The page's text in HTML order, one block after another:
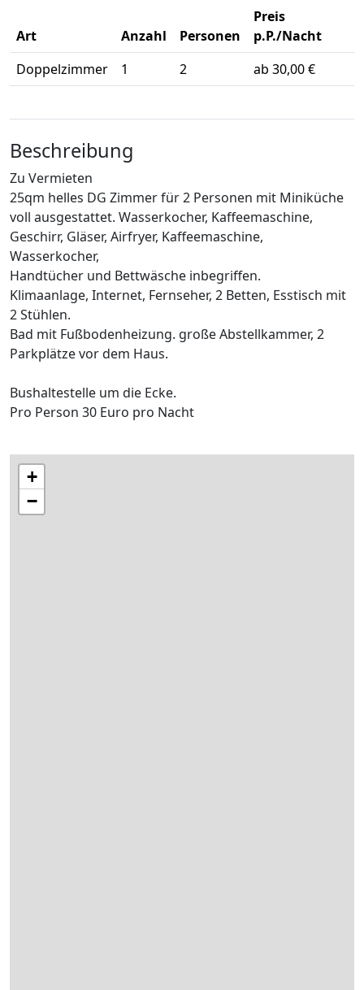
Art Anzahl Personen
Preis
p.P./Nacht
Doppelzimmer
1 2 ab 30,00 €
Beschreibung
Zu Vermieten
25qm helles DG Zimmer für 2 Personen mit Miniküche
voll ausgestattet. Wasserkocher, Kaffeemaschine,
Geschirr, Gläser, Airfryer, Kaffeemaschine,
Wasserkocher,
Handtücher und Bettwäsche inbegriffen.
Klimaanlage, Internet, Fernseher, 2 Betten, Esstisch mit
2 Stühlen.
Bad mit Fußbodenheizung. große Abstellkammer, 2
Parkplätze vor dem Haus.
Bushaltestelle um die Ecke.
Pro Person 30 Euro pro Nacht
+
−